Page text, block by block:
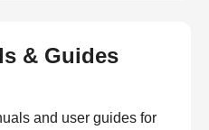
& Guides
and user guides for